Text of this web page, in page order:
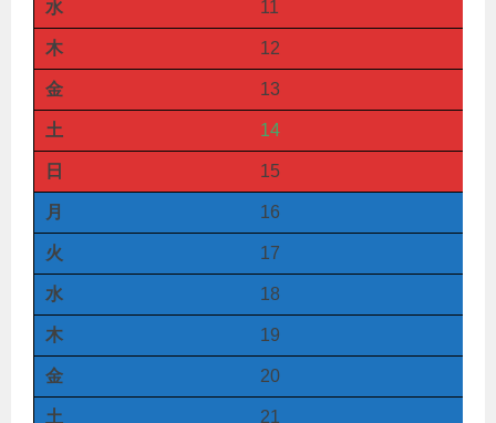
水 11
木 12
金 13
土 14
日 15
月 16
火 17
水 18
木 19
金 20
土 21